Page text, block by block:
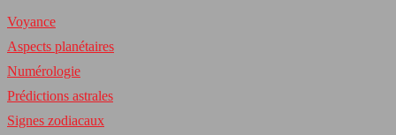
Voyance
Aspects planétaires
Numérologie
Prédictions astrales
Signes zodiacaux